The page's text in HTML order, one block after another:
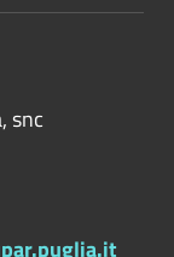
snc